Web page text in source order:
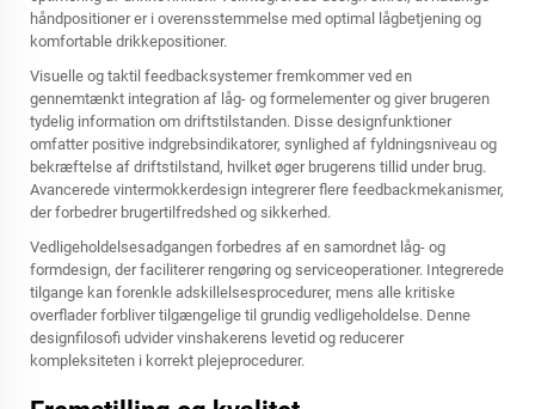
håndpositioner er i overensstemmelse med optimal lågbetjening og
komfortable drikkepositioner.
Visuelle og taktil feedbacksystemer fremkommer ved en
gennemtænkt integration af låg- og formelementer og giver brugeren
tydelig information om driftstilstanden. Disse designfunktioner
omfatter positive indgrebsindikatorer, synlighed af fyldningsniveau og
bekræftelse af driftstilstand, hvilket øger brugerens tillid under brug.
Avancerede vintermokkerdesign integrerer flere feedbackmekanismer,
der forbedrer brugertilfredshed og sikkerhed.
Vedligeholdelsesadgangen forbedres af en samordnet låg- og
formdesign, der faciliterer rengøring og serviceoperationer. Integrerede
tilgange kan forenkle adskillelsesprocedurer, mens alle kritiske
overflader forbliver tilgængelige til grundig vedligeholdelse. Denne
designfilosofi udvider vinshakerens levetid og reducerer
kompleksiteten i korrekt plejeprocedurer.